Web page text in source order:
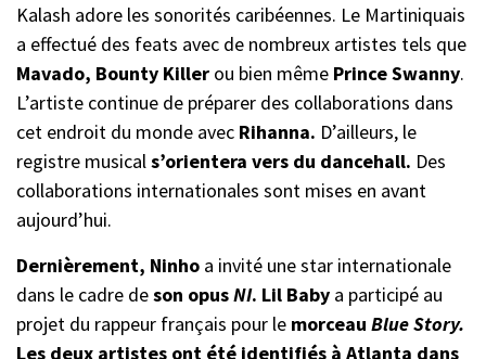
Kalash adore les sonorités caribéennes. Le Martiniquais
a effectué des feats avec de nombreux artistes tels que
Mavado, Bounty Killer ou bien même Prince Swanny.
L’artiste continue de préparer des collaborations dans
cet endroit du monde avec Rihanna. D’ailleurs, le
registre musicals’orientera vers du dancehall. Des
collaborations internationales sont mises en avant
aujourd’hui.
Dernièrement, Ninho a invité une star internationale
dans le cadre deson opusNI. Lil Baby a participé au
projet du rappeur français pour le morceau Blue Story.
Les deux artistes ont été identifiés à Atlanta dans